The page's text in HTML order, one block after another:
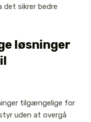
sikrer bedre
løsninger
tilgængelige for
uden at overgå